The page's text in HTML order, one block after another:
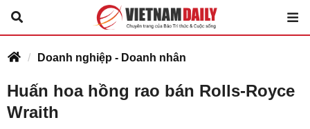
Doanh nghiệp - Doanh nhân
Huấn hoa hồng rao bán Rolls-Royce
Wraith